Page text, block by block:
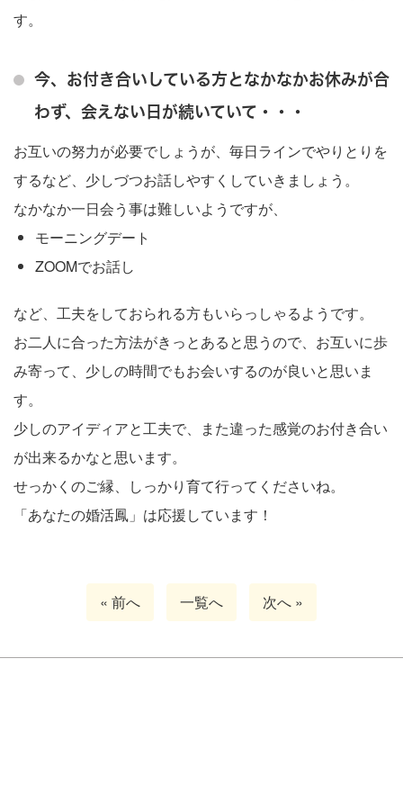
す。
今、お付き合いしている方となかなかお休みが合
わず、会えない日が続いていて・・・
お互いの努力が必要でしょうが、毎日ラインでやりとりを
するなど、少しづつお話しやすくしていきましょう。
なかなか一日会う事は難しいようですが、
モーニングデート
ZOOMでお話し
など、工夫をしておられる方もいらっしゃるようです。
お二人に合った方法がきっとあると思うので、お互いに歩
み寄って、少しの時間でもお会いするのが良いと思いま
す。
少しのアイディアと工夫で、また違った感覚のお付き合い
が出来るかなと思います。
せっかくのご縁、しっかり育て行ってくださいね。
「あなたの婚活鳳」は応援しています！
« 前へ 一覧へ 次へ »